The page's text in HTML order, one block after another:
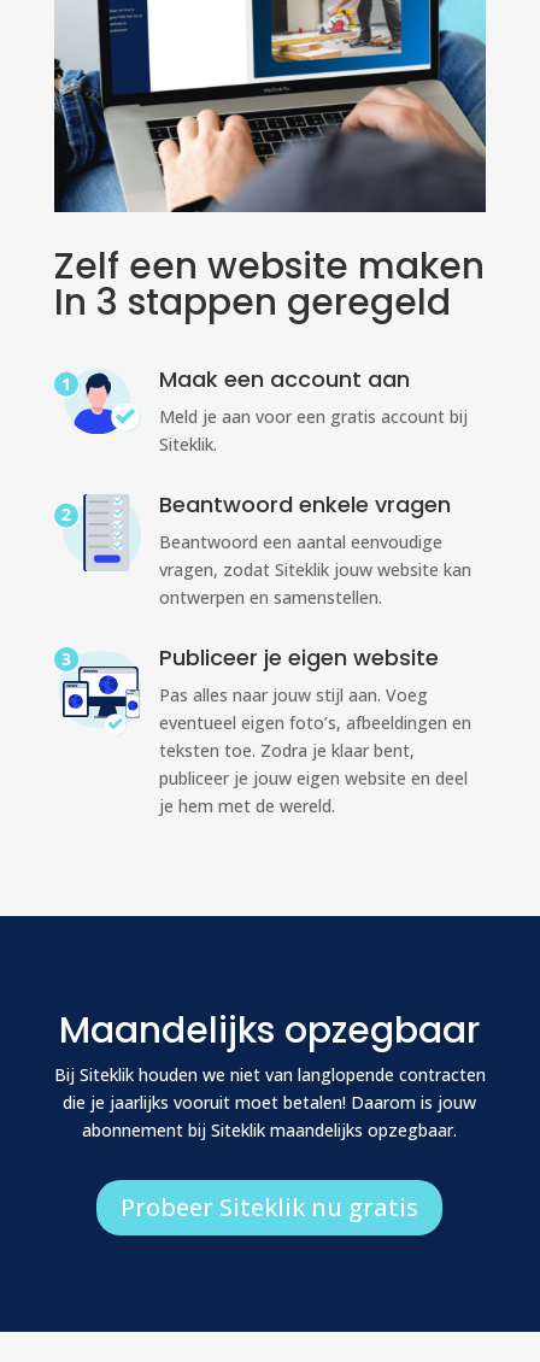
Zelf een website maken
In 3 stappen geregeld
Maak een account aan
Meld je aan voor een gratis account bij
Siteklik.
Beantwoord enkele vragen
Beantwoord een aantal eenvoudige
vragen, zodat Siteklik jouw website kan
ontwerpen en samenstellen.
Publiceer je eigen website
Pas alles naar jouw stijl aan. Voeg
eventueel eigen foto’s, afbeeldingen en
teksten toe. Zodra je klaar bent,
publiceer je jouw eigen website en deel
je hem met de wereld.
Maandelijks opzegbaar
Bij Siteklik houden we niet van langlopende contracten
die je jaarlijks vooruit moet betalen! Daarom is jouw
abonnement bij Siteklik maandelijks opzegbaar.
Probeer Siteklik nu gratis